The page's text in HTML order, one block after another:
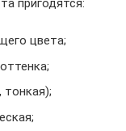
цвета;
тонкая);